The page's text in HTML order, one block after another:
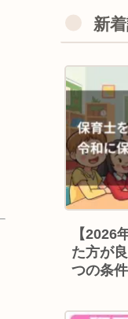
新
【2026
た方が
つの条